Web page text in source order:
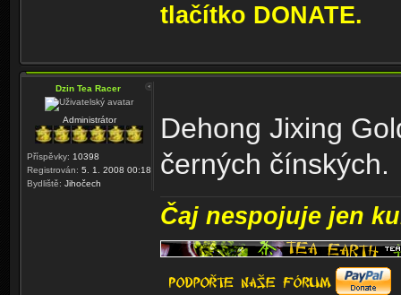
tlačítko DONATE.
Dzin Tea Racer
Administrátor
Příspěvky: 10398
Registrován: 5. 1. 2008 00:18
Bydliště: Jihočech
Dehong Jixing
černých čínských.
Čaj nespojuje jen